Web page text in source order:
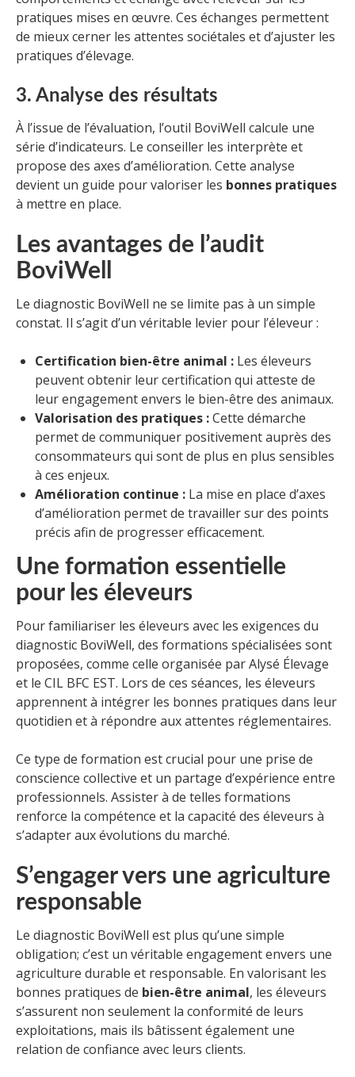
pratiques mises en œuvre. Ces échanges permettent
de mieux cerner les attentes sociétales et d’ajuster les
pratiques d’élevage.
3. Analyse des résultats
À l’issue de l’évaluation, l’outil BoviWell calcule une
série d’indicateurs. Le conseiller les interprète et
propose des axes d’amélioration. Cette analyse
devient un guide pour valoriser les bonnes pratiques
à mettre en place.
Les avantages de l’audit
BoviWell
Le diagnostic BoviWell ne se limite pas à un simple
constat. Il s’agit d’un véritable levier pour l’éleveur :
Certification bien-être animal : Les éleveurs
peuvent obtenir leur certification qui atteste de
leur engagement envers le bien-être des animaux.
Valorisation des pratiques :Cette démarche
permet de communiquer positivement auprès des
consommateurs qui sont de plus en plus sensibles
à ces enjeux.
Amélioration continue : La mise en place d’axes
d’amélioration permet de travailler sur des points
précis afin de progresser efficacement.
Une formation essentielle
pour les éleveurs
Pour familiariser les éleveurs avec les exigences du
diagnostic BoviWell, des formations spécialisées sont
proposées, comme celle organisée par Alysé Élevage
et le CIL BFC EST. Lors de ces séances, les éleveurs
apprennent à intégrer les bonnes pratiques dans leur
quotidien et à répondre aux attentes réglementaires.
Ce type de formation est crucial pour une prise de
conscience collective et un partage d’expérience entre
professionnels. Assister à de telles formations
renforce la compétence et la capacité des éleveurs à
s’adapter aux évolutions du marché.
S’engager vers une agriculture
responsable
Le diagnostic BoviWell est plus qu’une simple
obligation; c’est un véritable engagement envers une
agriculture durable et responsable. En valorisant les
bonnes pratiques de bien-être animal, les éleveurs
s’assurent non seulement la conformité de leurs
exploitations, mais ils bâtissent également une
relation de confiance avec leurs clients.